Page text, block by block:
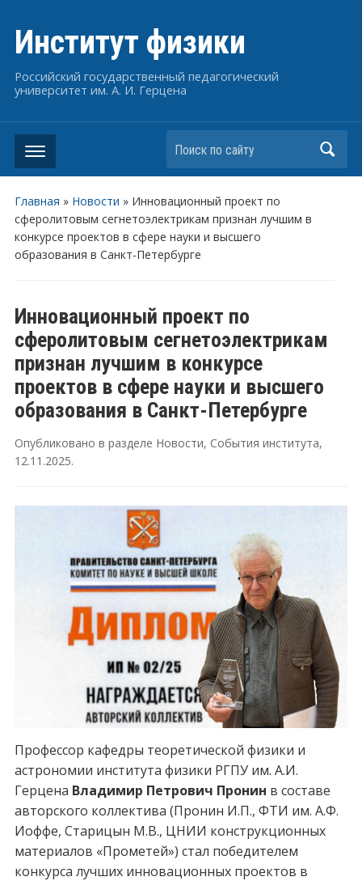
Институт физики
Российский государственный педагогический
университет им. А. И. Герцена
Поиск по сайту
Главная » Новости » Инновационный проект по
сферолитовым сегнетоэлектрикам признан лучшим в
конкурсе проектов в сфере науки и высшего
образования в Санкт-Петербурге
Инновационный проект по
сферолитовым сегнетоэлектрикам
признан лучшим в конкурсе
проектов в сфере науки и высшего
образования в Санкт-Петербурге
Опубликовано в разделе Новости, События института,
12.11.2025.
Профессор кафедры теоретической физики и
астрономии института физики РГПУ им. А.И.
Герцена Владимир Петрович Пронин в составе
авторского коллектива (Пронин И.П., ФТИ им. А.Ф.
Иоффе, Старицын М.В., ЦНИИ конструкционных
материалов «Прометей») стал победителем
конкурса лучших инновационных проектов в